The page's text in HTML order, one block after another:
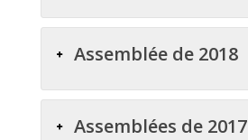
Assemblée de 2018
Assemblées de 2017